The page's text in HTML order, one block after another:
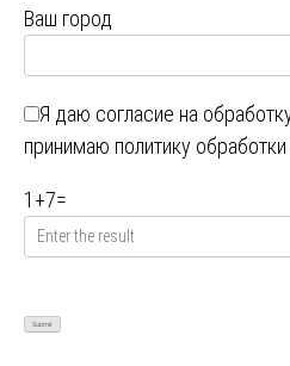
Ваш город
Я даю согласие на
принимаю политику
1 +7=